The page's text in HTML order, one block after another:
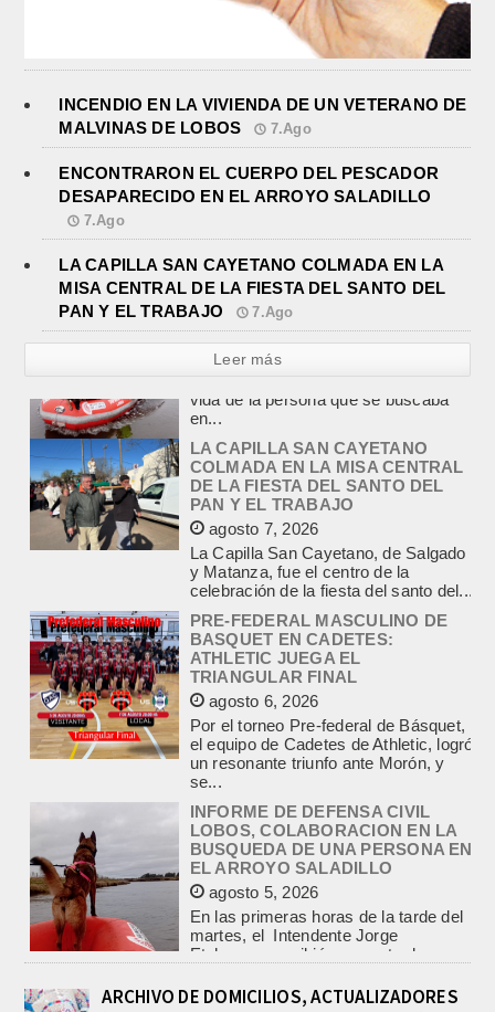
INCENDIO EN LA VIVIENDA DE UN VETERANO DE
MALVINAS DE LOBOS
7.Ago
ENCONTRARON EL CUERPO DEL PESCADOR
DESAPARECIDO EN EL ARROYO SALADILLO
7.Ago
LA CAPILLA SAN CAYETANO COLMADA EN LA
MISA CENTRAL DE LA FIESTA DEL SANTO DEL
PAN Y EL TRABAJO
7.Ago
Leer más
LA CAPILLA SAN CAYETANO
COLMADA EN LA MISA CENTRAL
DE LA FIESTA DEL SANTO DEL
PAN Y EL TRABAJO
agosto 7, 2026
La Capilla San Cayetano, de Salgado
y Matanza, fue el centro de la
celebración de la fiesta del santo del...
PRE-FEDERAL MASCULINO DE
BASQUET EN CADETES:
ATHLETIC JUEGA EL
TRIANGULAR FINAL
agosto 6, 2026
Por el torneo Pre-federal de Básquet,
el equipo de Cadetes de Athletic, logró
un resonante triunfo ante Morón, y
se...
INFORME DE DEFENSA CIVIL
LOBOS, COLABORACION EN LA
BUSQUEDA DE UNA PERSONA EN
EL ARROYO SALADILLO
agosto 5, 2026
En las primeras horas de la tarde del
martes, el Intendente Jorge
Etcheverry recibió, por parte de su
par de...
INCENDIO EN LA VIVIENDA DE UN
LOBOS
ARCHIVO DE DOMICILIOS, ACTUALIZADORES